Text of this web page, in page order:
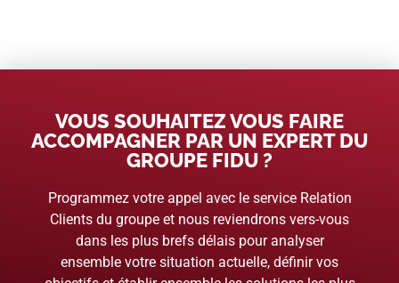
VOUS SOUHAITEZ VOUS FAIRE
ACCOMPAGNER PAR UN EXPERT DU
GROUPE FIDU ?
Programmez votre appel avec le service Relation
Clients du groupe et nous reviendrons vers-vous
dans les plus brefs délais pour analyser
ensemble votre situation actuelle, définir vos